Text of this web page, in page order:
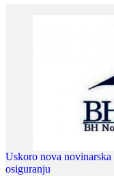
Uskoro nova
osiguranju